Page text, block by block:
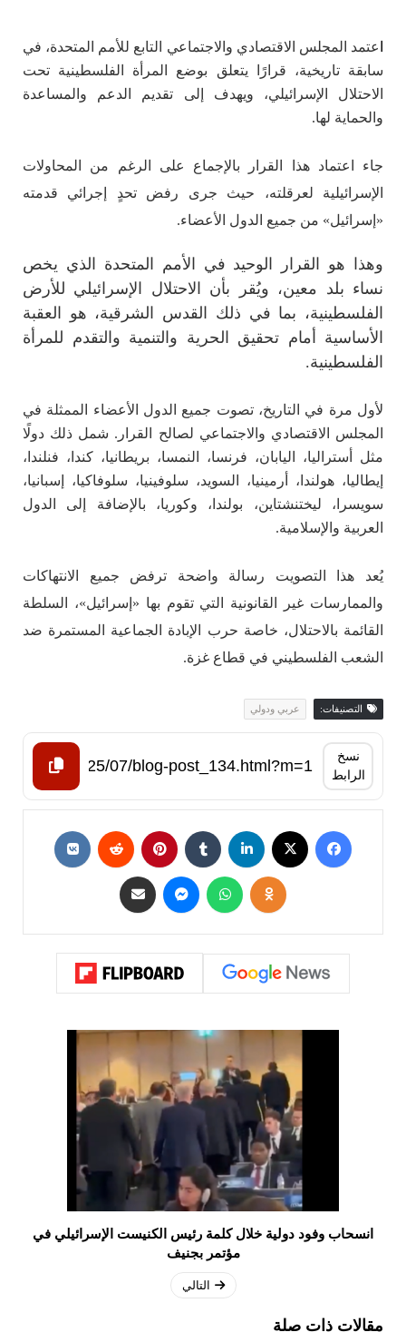
عتمد المجلس الاقتصادي والاجتماعي التابع للأمم المتحدة، في
سابقة تاريخية، قرارًا يتعلق بوضع المرأة الفلسطينية تحت
الاحتلال الإسرائيلي، ويهدف إلى تقديم الدعم والمساعدة
والحماية لها.
جاء اعتماد هذا القرار بالإجماع على الرغم من المحاولات
الإسرائيلية لعرقلته، حيث جرى رفض تحدٍ إجرائي قدمته
«إسرائيل» من جميع الدول الأعضاء.
وهذا هو القرار الوحيد في الأمم المتحدة الذي يخص
نساء بلد معين، ويُقر بأن الاحتلال الإسرائيلي للأرض
الفلسطينية، بما في ذلك القدس الشرقية، هو العقبة
الأساسية أمام تحقيق الحرية والتنمية والتقدم للمرأة
الفلسطينية.
لأول مرة في التاريخ، تصوت جميع الدول الأعضاء الممثلة في
المجلس الاقتصادي والاجتماعي لصالح القرار. شمل ذلك دولًا
مثل أستراليا، اليابان، فرنسا، النمسا، بريطانيا، كندا، فنلندا،
إيطاليا، هولندا، أرمينيا، السويد، سلوفينيا، سلوفاكيا، إسبانيا،
سويسرا، ليختنشتاين، بولندا، وكوريا، بالإضافة إلى الدول
العربية والإسلامية.
يُعد هذا التصويت رسالة واضحة ترفض جميع الانتهاكات
والممارسات غير القانونية التي تقوم بها «إسرائيل»، السلطة
القائمة بالاحتلال، خاصة حرب الإبادة الجماعية المستمرة ضد
الشعب الفلسطيني في قطاع غزة.
التصنيفات: عربي ودولي
نسخ
الرابط
انسحاب وفود دولية خلال كلمة رئيس الكنيست الإسرائيلي في
مؤتمر بجنيف
التالي
مقالات ذات صلة